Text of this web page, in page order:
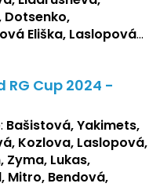
Dotsenko,
Eliška, Laslopová
Bašistová Beáta,
Pšeničková Vanesa,
Laslopová B.,
Lukas, Negreskul ,
Flaksová
RG Cup 2024 -
Bašistová, Yakimets,
Kozlova, Laslopová,
Zyma, Lukas,
Mitro, Bendová,